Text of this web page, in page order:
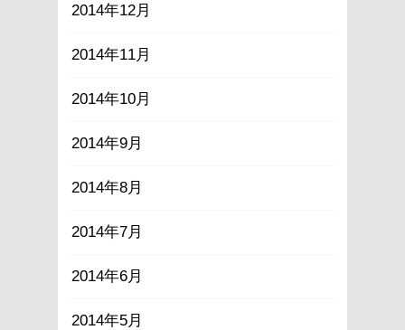
2014年12月
2014年11月
2014年10月
2014年9月
2014年8月
2014年7月
2014年6月
2014年5月